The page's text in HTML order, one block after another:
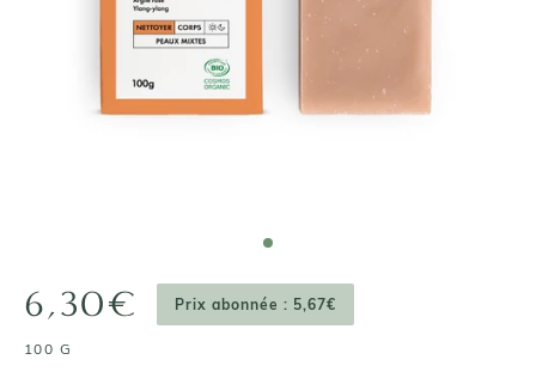
6,30€ Prix abonnée : 5,67€
100 G